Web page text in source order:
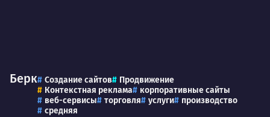
Берк Создание сайтов
Продвижение
Контекстная реклама
корпоративные сайты
веб-сервисы
торговля услуги
производство
средняя